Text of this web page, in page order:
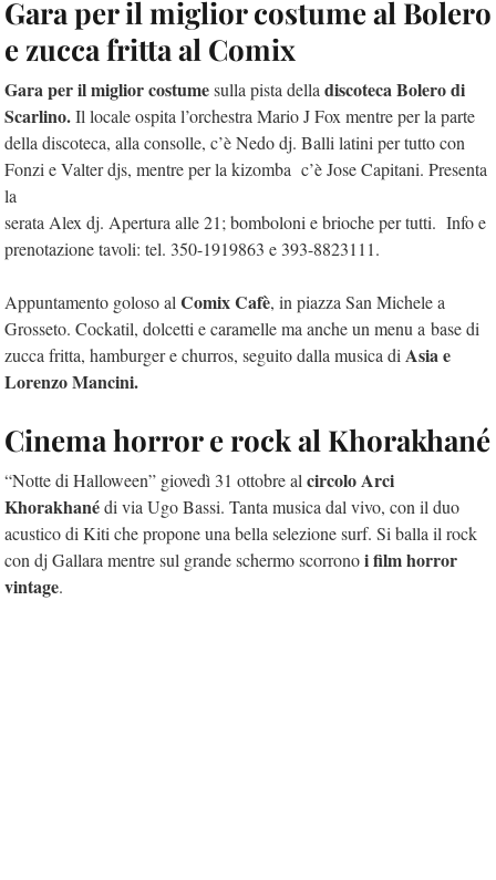
Gara per il miglior costume al Bolero
e zucca fritta al Comix
Gara per il miglior costumesulla pista della discoteca Bolero di
Scarlino.Il locale ospita l’orchestra Mario J Fox mentre per la parte
della discoteca, alla consolle, c’è Nedo dj. Balli latini per tutto con
Fonzi e Valter djs, mentre per la kizomba c’è Jose Capitani. Presenta
la
serata Alex dj. Apertura alle 21; bomboloni e brioche per tutti. Info e
prenotazione tavoli: tel. 350-1919863 e 393-8823111.
Appuntamento goloso al Comix Cafè, in piazza San Michele a
Grosseto. Cockatil, dolcetti e caramelle ma anche un menu a base di
zucca fritta, hamburger e churros, seguito dalla musica di Asia e
Lorenzo Mancini.
Cinema horror e rock al Khorakhané
“Notte di Halloween” giovedì 31 ottobre al circolo Arci
Khorakhanédi via Ugo Bassi. Tanta musica dal vivo, con il duo
acustico di Kiti che propone una bella selezione surf. Si balla il rock
con dj Gallara mentre sul grande schermo scorronoi film horror
vintage.